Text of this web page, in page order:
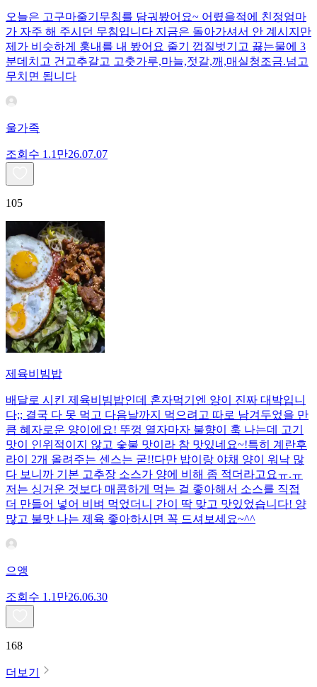
오늘은 고구마줄기무침를 담궈봤어요~ 어렸을적에 친정엄마
가 자주 해 주시던 무침입니다 지금은 돌아가셔서 안 계시지만
제가 비슷하게 훙내를 내 봤어요 줄기 껍질벗기고 끓는물에 3
분데치고 건고추갈고 고춧가루,마늘,젓갈,깨,매실청조금.넘고
무치면 됩니다
울가족
조회수 1.1만26.07.07
105
제육비빔밥
배달로 시킨 제육비빔밥인데 혼자먹기엔 양이 진짜 대박입니
다;; 결국 다 못 먹고 다음날까지 먹으려고 따로 남겨두었을 만
큼 혜자로운 양이에요! 뚜껑 열자마자 불향이 훅 나는데 고기
맛이 인위적이지 않고 숯불 맛이라 참 맛있네요~!특히 계란후
라이 2개 올려주는 센스는 굳!! ​다만 밥이랑 야채 양이 워낙 많
다 보니까 기본 고추장 소스가 양에 비해 좀 적더라고요ㅠ.ㅠ
저는 싱거운 것보다 매콤하게 먹는 걸 좋아해서 소스를 직접
더 만들어 넣어 비벼 먹었더니 간이 딱 맞고 맛있었습니다! 양
많고 불맛 나는 제육 좋아하시면 꼭 드셔보세요~^^
으앵
조회수 1.1만26.06.30
168
더보기